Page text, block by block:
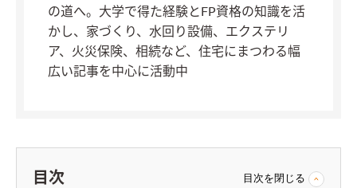
の道へ。大学で得た経験とFP資格の知識を活
かし、家づくり、水回り設備、エクステリ
ア、火災保険、相続など、住宅にまつわる幅
広い記事を中心に活動中
目次 目次を閉じる